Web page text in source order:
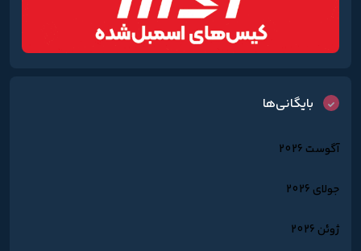
بایگانی‌ها
آگوست 2026
جولای 2026
ژوئن 2026